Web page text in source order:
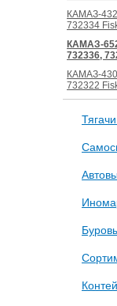
КАМАЗ-
732334
КАМАЗ-
732336,
КАМАЗ-
732322